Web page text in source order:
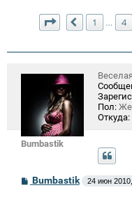
Страница 6из 10
Пред.
1 … 4
Bumbastik
Пол:
Откуда:
СBumbastik 24 июн